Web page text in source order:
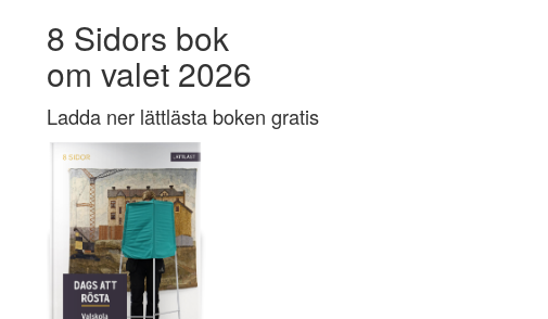
8 Sidors bok
om valet 2026
Ladda ner lättlästa boken gratis